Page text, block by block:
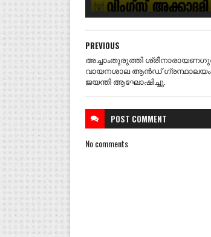
PREVIOUS
അച്ചാംതുരുത്തി
വായനശാല ആൻഡ്
ജയന്തി ആഘോഷിച്ചു.
POST COMMENT
No comments